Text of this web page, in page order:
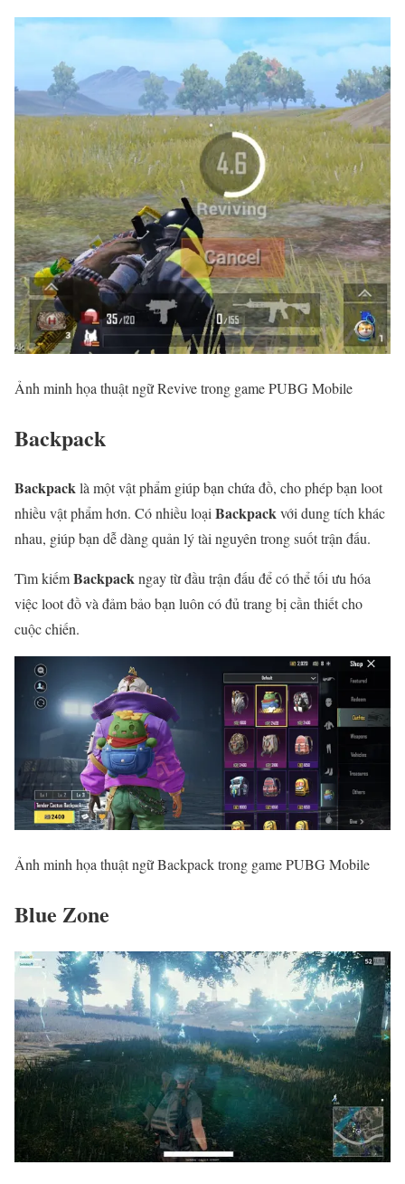
Ảnh minh họa thuật ngữ Revive trong game PUBG Mobile
Backpack
Backpacklà một vật phẩm giúp bạn chứa đồ, cho phép bạn loot
nhiều vật phẩm hơn. Có nhiều loại Backpackvới dung tích khác
nhau, giúp bạn dễ dàng quản lý tài nguyên trong suốt trận đấu.
Tìm kiếmBackpackngay từ đầu trận đấu để có thể tối ưu hóa
việc loot đồ và đảm bảo bạn luôn có đủ trang bị cần thiết cho
cuộc chiến.
Ảnh minh họa thuật ngữ Backpack trong game PUBG Mobile
Blue Zone